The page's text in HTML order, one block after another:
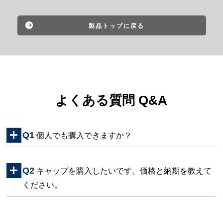
製品トップに戻る
よくある質問 Q&A
Q1 個人でも購入できますか？
Q2 キャップを購入したいです。価格と納期を教えて
ください。